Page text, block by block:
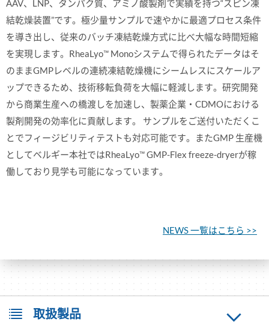
AAV、LNP、タンパク質、アミノ酸製剤で実績を持つ“スピン凍
結乾燥装置”です。極少量サンプルで速やかに最適プロセス条件
を導き出し、従来のバッチ凍結乾燥方式に比べ大幅な時間短縮
を実現します。RheaLyo™ Monoシステムで得られたデータはそ
のままGMPレベルの連続凍結乾燥機にシームレスにスケールア
ップできるため、技術移転負荷を大幅に軽減します。研究開発
から商業生産への橋渡しを加速し、製薬企業・CDMOにおける
製剤開発の効率化に貢献します。 サンプルをご送付いただくこ
とでフィージビリティテストも対応可能です。またGMP 生産機
としてベルギー本社ではRheaLyo™ GMP-Flex freeze-dryerが稼
働しており見学も可能になっています。
NEWS 一覧はこちら >>
取扱製品